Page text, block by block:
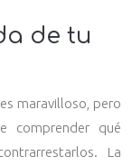
de tu
maravilloso, pero
comprender qué
La